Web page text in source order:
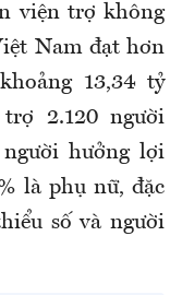
viện trợ không
Nam đạt hơn
13,34 tỷ
2.120 người
hưởng lợi
là phụ nữ, đặc
số và người